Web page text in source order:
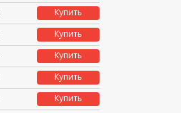
Купить
Купить
Купить
Купить
Купить